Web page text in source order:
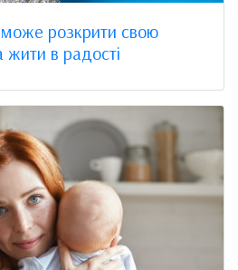
розкрити свою
жити в радості